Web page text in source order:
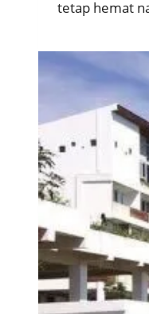
tetap hemat